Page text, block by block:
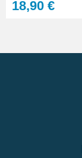
18,90 €